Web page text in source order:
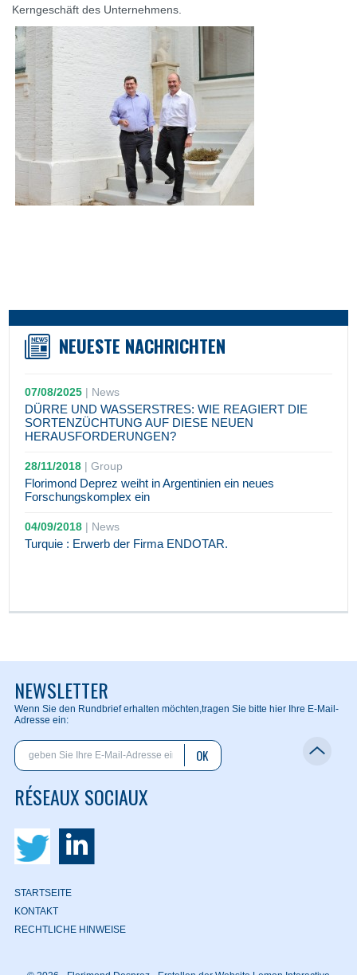
Kerngeschäft des Unternehmens.
NEUESTE NACHRICHTEN
07/08/2025 | News
DÜRRE UND WASSERSTRES: WIE REAGIERT DIE
SORTENZÜCHTUNG AUF DIESE NEUEN
HERAUSFORDERUNGEN?
28/11/2018 |Group
Florimond Deprez weiht in Argentinien ein neues
Forschungskomplex ein
04/09/2018 | News
Turquie : Erwerb der Firma ENDOTAR.
NEWSLETTER
Wenn Sie den Rundbrief erhalten möchten,tragen Sie bitte hier Ihre E-Mail-
Adresse ein:
OK
RÉSEAUX SOCIAUX
STARTSEITE
KONTAKT
RECHTLICHE HINWEISE